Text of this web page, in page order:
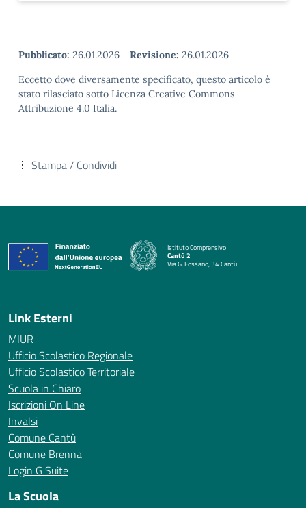
Pubblicato: 26.01.2026 - Revisione: 26.01.2026
Eccetto dove diversamente specificato, questo articolo è
stato rilasciato sotto Licenza Creative Commons
Attribuzione 4.0 Italia.
Stampa / Condividi
Istituto Comprensivo
Cantù 2
Via G. Fossano, 34 Cantù
— Visita la pagina iniziale della scuola
Link Esterni
MIUR
Ufficio Scolastico Regionale
Ufficio Scolastico Territoriale
Scuola in Chiaro
Iscrizioni On Line
Invalsi
Comune Cantù
Comune Brenna
Login G Suite
La Scuola